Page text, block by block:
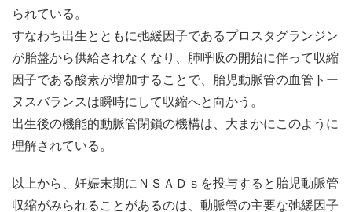
られている。
すなわち出生とともに弛緩因子であるプロスタグランジン
が胎盤から供給されなくなり、肺呼吸の開始に伴って収縮
因子である酸素が増加することで、胎児動脈管の血管トー
ヌスバランスは瞬時にして収縮へと向かう。
出生後の機能的動脈管閉鎖の機構は、大まかにこのように
理解されている。
以上から、妊娠末期にＮＳＡＤｓを投与すると胎児動脈管
収縮がみられることがあるのは、動脈管の主要な弛緩因子